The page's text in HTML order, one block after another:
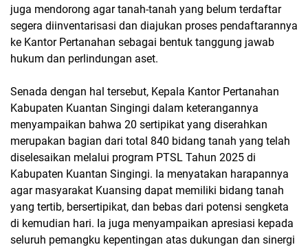
juga mendorong agar tanah-tanah yang belum terdaftar
segera diinventarisasi dan diajukan proses pendaftarannya
ke Kantor Pertanahan sebagai bentuk tanggung jawab
hukum dan perlindungan aset.
Senada dengan hal tersebut, Kepala Kantor Pertanahan
Kabupaten Kuantan Singingi dalam keterangannya
menyampaikan bahwa 20 sertipikat yang diserahkan
merupakan bagian dari total 840 bidang tanah yang telah
diselesaikan melalui program PTSL Tahun 2025 di
Kabupaten Kuantan Singingi. Ia menyatakan harapannya
agar masyarakat Kuansing dapat memiliki bidang tanah
yang tertib, bersertipikat, dan bebas dari potensi sengketa
di kemudian hari. Ia juga menyampaikan apresiasi kepada
seluruh pemangku kepentingan atas dukungan dan sinergi